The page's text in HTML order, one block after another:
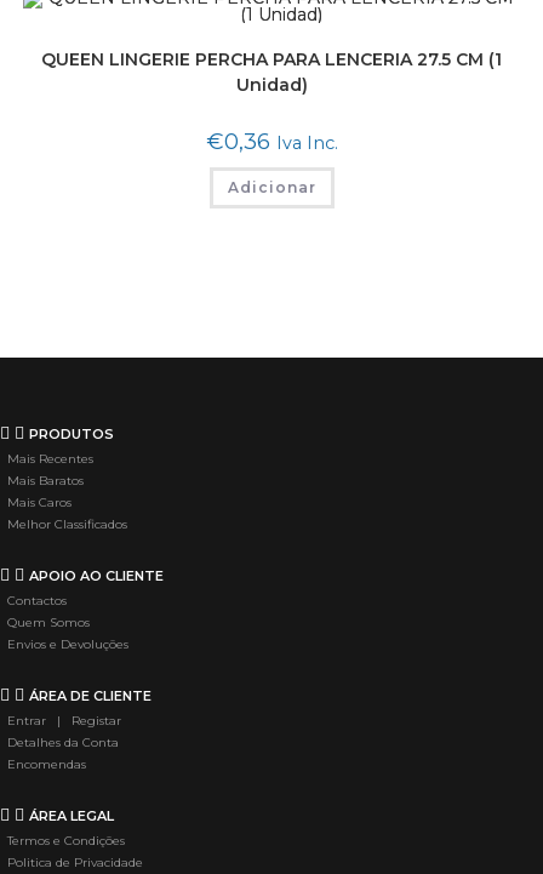
QUEEN LINGERIE PERCHA PARA LENCERIA 27.5 CM (1
Unidad)
€0,36 Iva Inc.
Adicionar
PRODUTOS
Mais Recentes
Mais Baratos
Mais Caros
Melhor Classificados
APOIO AO CLIENTE
Contactos
Quem Somos
Envios e Devoluções
ÁREA DE CLIENTE
Entrar | Registar
Detalhes da Conta
Encomendas
ÁREA LEGAL
Termos e Condições
Politica de Privacidade